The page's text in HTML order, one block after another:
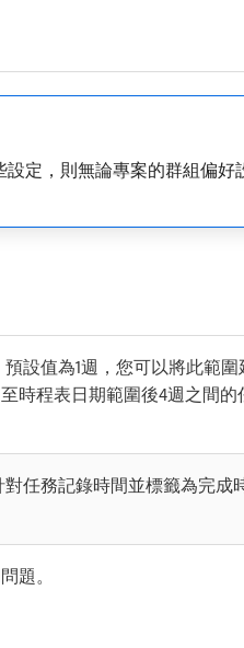
定，則無論專案的群組偏好
設值為1週，您可以將此範
時程表日期範圍後4週之間的
任務記錄時間並標籤為完成
題。